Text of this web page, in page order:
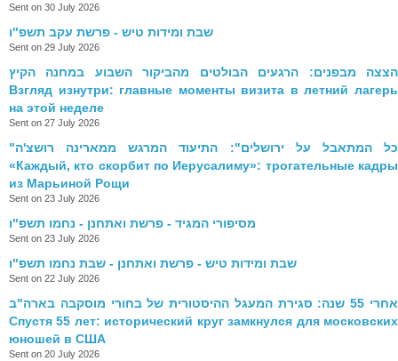
Sent on 30 July 2026
שבת ומידות טיש - פרשת עקב תשפ"ו
Sent on 29 July 2026
הצצה מבפנים: הרגעים הבולטים מהביקור השבוע במחנה הקיץ
Взгляд изнутри: главные моменты визита в летний лагерь
на этой неделе
Sent on 27 July 2026
"כל המתאבל על ירושלים": התיעוד המרגש ממארינה רושצ'ה
«Каждый, кто скорбит по Иерусалиму»: трогательные кадры
из Марьиной Рощи
Sent on 23 July 2026
מסיפורי המגיד - פרשת ואתחנן - נחמו תשפ"ו
Sent on 23 July 2026
שבת ומידות טיש - פרשת ואתחנן - שבת נחמו תשפ"ו
Sent on 22 July 2026
אחרי 55 שנה: סגירת המעגל ההיסטורית של בחורי מוסקבה בארה"ב
Спустя 55 лет: исторический круг замкнулся для московских
юношей в США
Sent on 20 July 2026